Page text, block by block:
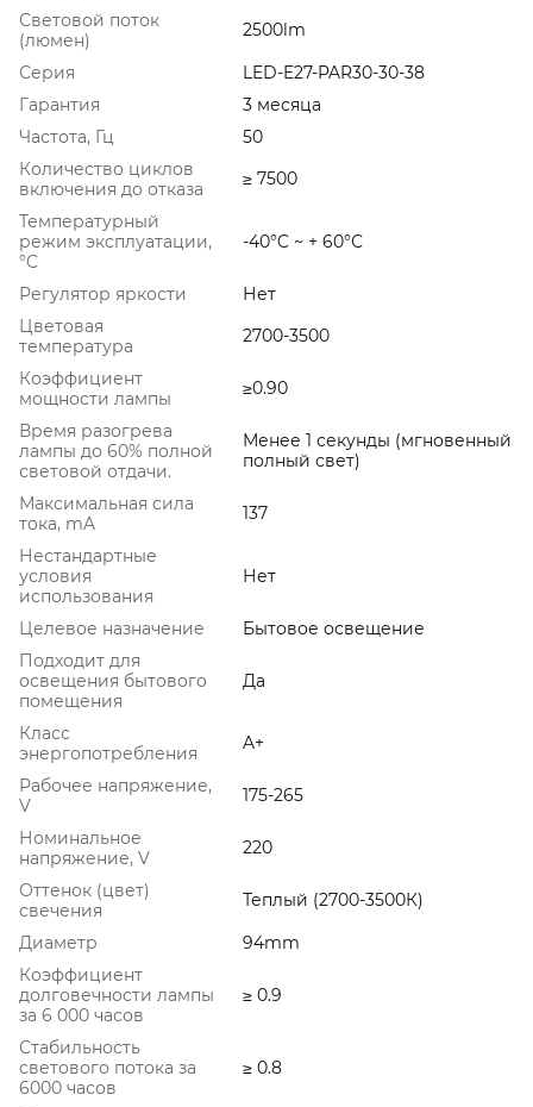
Световой поток
(люмен)
2500lm
Серия
LED-E27-PAR30-30-38
Гарантия
3 месяца
Частота, Гц
50
Количество циклов
включения до отказа
≥ 7500
Температурный
режим эксплуатации,
°C
-40°C ~ + 60°С
Регулятор яркости
Нет
Цветовая
температура
2700-3500
Коэффициент
мощности лампы
≥0.90
Время разогрева
лампы до 60% полной
световой отдачи.
Менее 1 секунды (мгновенный
полный свет)
Максимальная сила
тока, mA
137
Нестандартные
условия
использования
Нет
Целевое назначение
Бытовое освещение
Подходит для
освещения бытового
помещения
Да
Класс
энергопотребления
A+
Рабочее напряжение,
V
175-265
Номинальное
напряжение, V
220
Оттенок (цвет)
свечения
Теплый (2700-3500К)
Диаметр
94mm
Коэффициент
долговечности лампы
за 6 000 часов
≥ 0.9
Стабильность
светового потока за
6000 часов
≥ 0.8